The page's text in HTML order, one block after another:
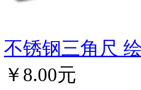
不锈钢三角尺
￥8.00元